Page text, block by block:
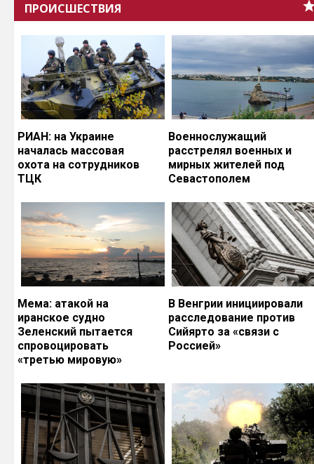
ПРОИСШЕСТВИЯ
РИАН: на Украине
началась массовая
охота на сотрудников
ТЦК
Военнослужащий
расстрелял военных и
мирных жителей под
Севастополем
Мема: атакой на
иранское судно
Зеленский пытается
спровоцировать
«третью мировую»
В Венгрии инициировали
расследование против
Сийярто за «связи с
Россией»